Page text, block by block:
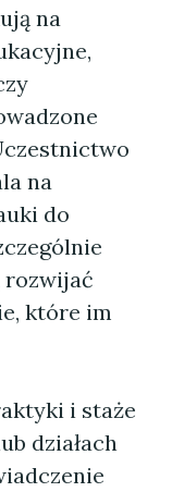
na
na
do
rozwijać
które im
i staże
działach